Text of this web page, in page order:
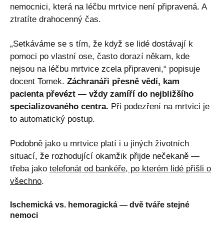
nemocnici, která na léčbu mrtvice není připravená. A
ztratíte drahocenný čas.
„Setkáváme se s tím, že když se lidé dostávají k
pomoci po vlastní ose, často dorazí někam, kde
nejsou na léčbu mrtvice zcela připraveni,“ popisuje
docent Tomek. Záchranáři přesně vědí, kam
pacienta převézt — vždy zamíří do nejbližšího
specializovaného centra. Při podezření na mrtvici je
to automatický postup.
Podobně jako u mrtvice platí i u jiných životních
situací, že rozhodující okamžik přijde nečekaně —
třeba jako telefonát od bankéře, po kterém lidé přišli o
všechno.
Ischemická vs. hemoragická — dvě tváře stejné
nemoci